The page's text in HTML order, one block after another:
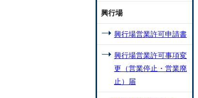
興行場
興行場営業許可申請書
興行場営業許可事項変
更（営業停止・営業廃
止）届